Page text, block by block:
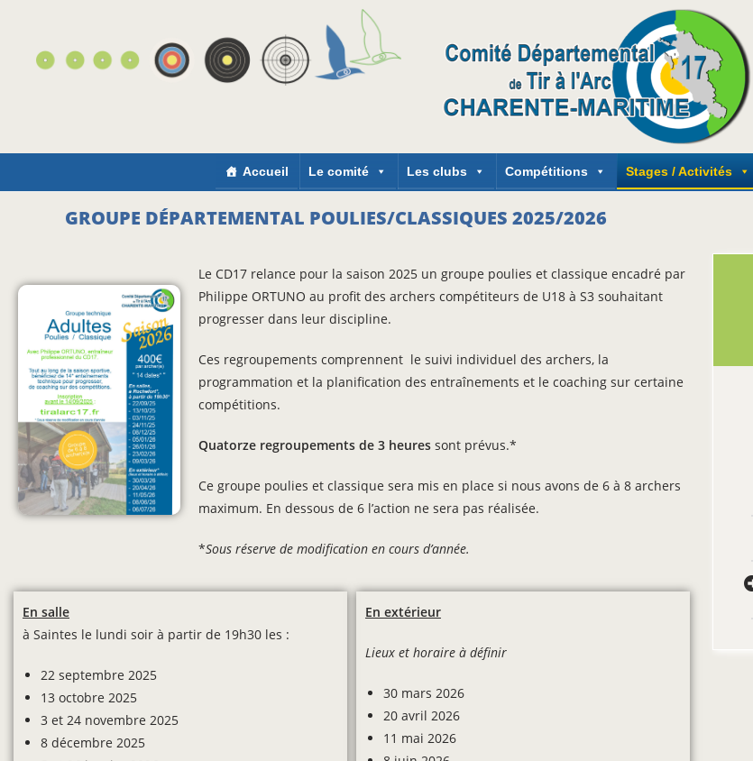
Accueil Le comité Les clubs Compétitions Stages / Activités
GROUPE DÉPARTEMENTAL POULIES/CLASSIQUES 2025/2026
Le CD17 relance pour la saison 2025 un groupe poulies et classique encadré par
Philippe ORTUNO au profit des archers compétiteurs de U18 à S3 souhaitant
progresser dans leur discipline.
Ces regroupements comprennent le suivi individuel des archers, la
programmation et la planification des entraînements et le coaching sur certaine
compétitions.
Quatorze regroupements de 3 heuressont prévus.*
Ce groupe poulies et classique sera mis en place si nous avons de 6 à 8 archers
maximum. En dessous de 6 l’action ne sera pas réalisée.
*Sous réserve de modification en cours d’année.
En salle
à Saintes le lundi soir à partir de 19h30 les :
22 septembre 2025
13 octobre 2025
3 et 24 novembre 2025
8 décembre 2025
En extérieur
Lieux et horaire à définir
30 mars 2026
20 avril 2026
11 mai 2026